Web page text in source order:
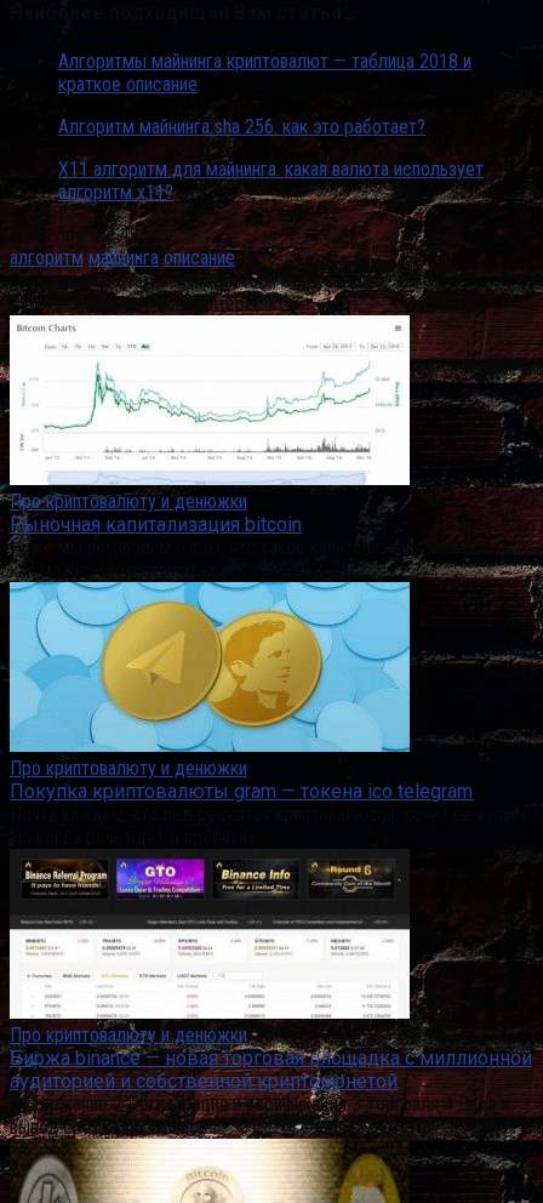
Алгоритмы майнинга криптовалют — таблица 2018 и
краткое описание
Алгоритм майнинга sha 256. как это работает?
X11 алгоритм для майнинга. какая валюта использует
алгоритм x11?
Post Views:2 493
алгоритм майнинга описание
Понравилась статья? Поделиться с друзьями:
Вам также может быть интересно
Про криптовалюту и денюжки
Рыночная капитализация bitcoin
Ниже мы поговорим о том, что такое капитализация биткоина и
как можно зарабатывать на
Про криптовалюту и денюжки
Покупка криптовалюты gram — токена ico telegram
Про криптовалюту и денюжки
Биржа binance — новая торговая площадка с миллионной
аудиторией и собственной криптомонетой
Содержание 2 Регистрация и верификация 3 Торговля 4 Ввод и
вывод средств 5 Binance